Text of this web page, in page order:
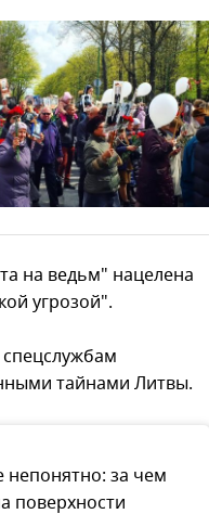
на ведьм" нацелена
угрозой".
тайнами Литвы.
непонятно: за чем
поверхности